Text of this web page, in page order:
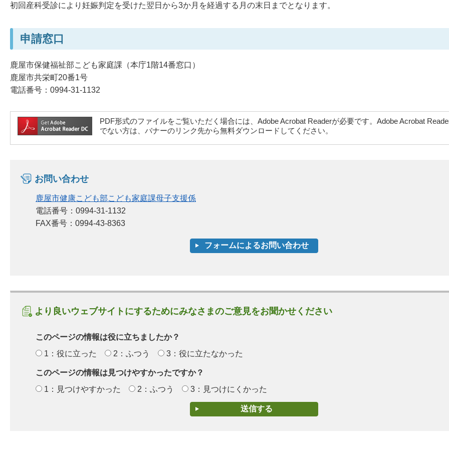
初回産科受診により妊娠判定を受けた翌日から3か月を経過する月の末日までとなります。
申請窓口
鹿屋市保健福祉部こども家庭課（本庁1階14番窓口）
鹿屋市共栄町20番1号
電話番号：0994-31-1132
PDF形式のファイルをご覧いただく場合には、Adobe Acrobat Readerが必要です。Adobe Acrobat
でない方は、バナーのリンク先から無料ダウンロードしてください。
お問い合わせ
鹿屋市健康こども部こども家庭課母子支援係
電話番号：0994-31-1132
FAX番号：0994-43-8363
より良いウェブサイトにするためにみなさまのご意見をお聞かせください
このページの情報は役に立ちましたか？
1：役に立った
2：ふつう 3：役に立たなかった
このページの情報は見つけやすかったですか？
1：見つけやすかった
2：ふつう 3：見つけにくかった